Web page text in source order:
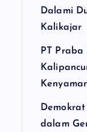
Dalami
Kalikajar
PT
dalam